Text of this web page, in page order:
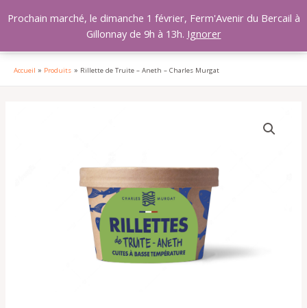
au
Accueil Produits Rillette de Truite – Aneth – Charles Murgat
Prochain marché, le dimanche 1 février, Ferm'Avenir du Bercail à
Gillonnay de 9h à 13h. Ignorer